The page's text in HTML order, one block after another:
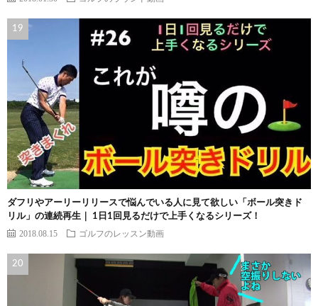
ダフリやアーリーリリースで悩んでいる人に見て欲しい「ボール突きド
リル」の連続再生｜ 1日1回見るだけで上手くなるシリーズ！
2018.08.15 ゴルフのレッスン動画